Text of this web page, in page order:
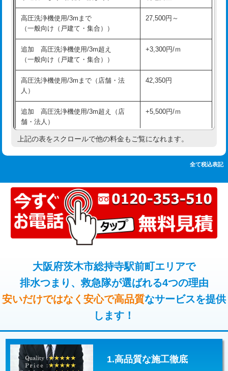
追加人工 16,500円
廃棄・処分 現場見積
※給水管工事は20mmまでの価格です。
持込商品取付（混合水栓）
持込商品取付（浄水器・分岐水栓） 16,500円
業）
排水管工事（追加 排水管工事/3ｍ超
え）
マス交換（土の掘削・埋め戻し作業） 11,000円~
マス交換（深さ50㎝以上） 66,000円
コンクリート斫り（厚さ10㎝まで） 27,500円
コンクリート斫り（厚さ10㎝超え） 38,500円
モルタル補修（厚さ10㎝まで） 27,500円
モルタル補修（厚さ10㎝超え） 38,500円
追加人工 16,500円
高圧洗浄機使用/3mまで
（一般向け（戸建て・集合））
27,500円～
追加 高圧洗浄機使用/3m超え
（一般向け（戸建て・集合））
+3,300円/ｍ
高圧洗浄機使用/3mまで（店舗・法
人）
42,350円
追加 高圧洗浄機使用/3m超え（店
舗・法人）
+5,500円/ｍ
高度高圧洗浄換 現地調査
トーラー機使用/3mまで 33,000円
追加トーラー機使用/3m超え +3,300円
カメラ調査 33,000円
止水・漏水調査・防水処理・清掃・修
理・調整・分解・加工など（軽作業）
11,000円
止水・漏水調査・防水処理・清掃・修
理・調整・分解・加工など（中作業）
22,000円
止水・漏水調査・防水処理・清掃・修
理・調整・分解・加工など（重作業）
33,000円
その他部品の脱着 8,800円～
上記の表をスクロールで他の料金もご覧になれます。
全て税込表記
大阪府茨木市総持寺駅前町エリアで
排水つまり、救急隊が選ばれる4つの理由
安いだけではなく安心で高品質なサービスを提供
します！
1.高品質な施工徹底